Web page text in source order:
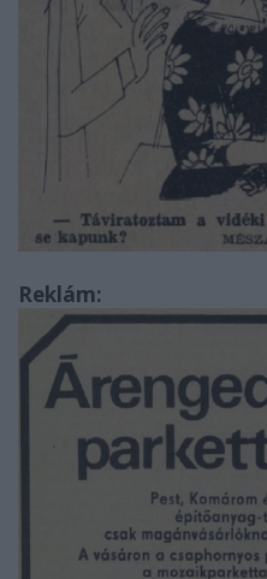
Reklám: